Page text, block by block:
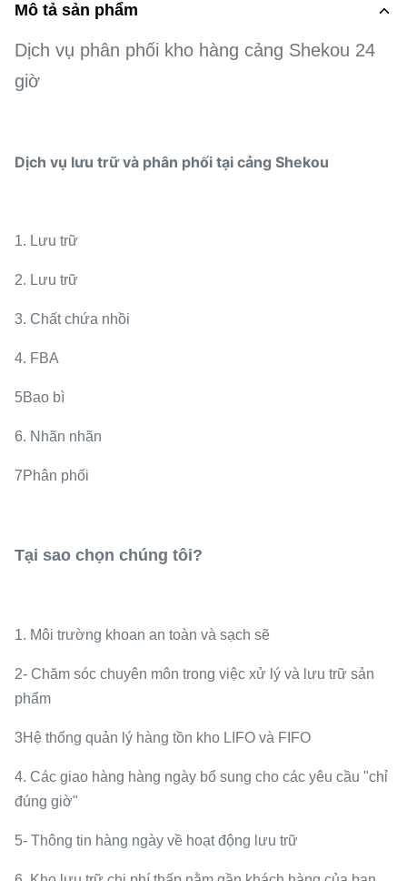
Mô tả sản phẩm
Dịch vụ phân phối kho hàng cảng Shekou 24
giờ
Dịch vụ lưu trữ và phân phối tại cảng Shekou
1. Lưu trữ
2. Lưu trữ
3. Chất chứa nhồi
4. FBA
5Bao bì
6. Nhãn nhãn
7Phân phối
Tại sao chọn chúng tôi?
1. Môi trường khoan an toàn và sạch sẽ
2- Chăm sóc chuyên môn trong việc xử lý và lưu trữ sản
phẩm
3Hệ thống quản lý hàng tồn kho LIFO và FIFO
4. Các giao hàng hàng ngày bổ sung cho các yêu cầu "chỉ
đúng giờ"
5- Thông tin hàng ngày về hoạt động lưu trữ